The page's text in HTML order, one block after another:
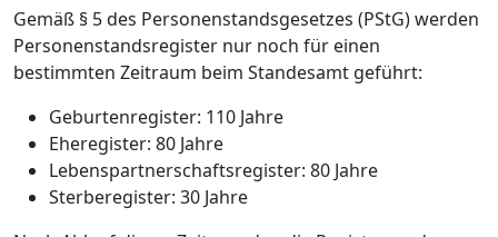
Gemäß § 5 des Personenstandsgesetzes (PStG) werden
Personenstandsregister nur noch für einen
bestimmten Zeitraum beim Standesamt geführt:
Geburtenregister: 110 Jahre
Eheregister: 80 Jahre
Lebenspartnerschaftsregister: 80 Jahre
Sterberegister: 30 Jahre